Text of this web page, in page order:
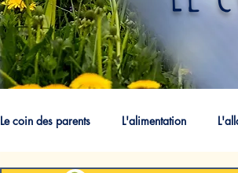
Le coin des parents L'alimentation